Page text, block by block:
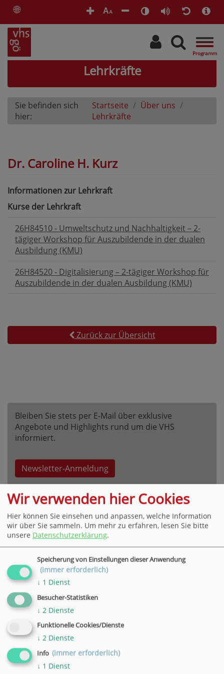
🌐 AA
Lehrkräfte
Sie befinden sich
hier:
Startseite
Über uns
Lehrkräfte
Dr. Caroline H. Kurz
Informationen zur Lehrkraft
Kurse der Lehrkraft
26H84510 - Umweltschutz und Nachhaltigkeit – 2-
tägiger Workshop für Auszubildende in der dualen
Ausbildung (KMU)
26H84520 - Digitalisierung – 2-tägiger Workshop für
Auszubildende in der dualen Ausbildung (KMU)
Zurück zur Übersicht
Bleiben Sie stets per E-Mail über exklusive
Angebote und Highlights rund um die VHS
informiert.
Newsletter-Anmeldung
VHS Hauptgeschäftsstelle Göttingen
Bahnhofsallee 7, 37081 Göttingen
Tel. +49 551 4952-0,E-Mail
» weitere Informationen
VHS Geschäftsstelle in Hann. Münden
Wilhelmshäuser Straße 90, 34346 Hann. Münden
Tel. +49 5541 9548360,
» weitere Informationen
VHS Geschäftsstelle in Duderstadt
Wir verwenden hier Cookies
Hier können Sie einsehen und anpassen, welche Information
wir über Sie sammeln. Um mehr zu erfahren, lesen Sie bitte
unsere Datenschutzerklärung.
Speicherung von Einstellungen dieser Anwendung
(immer erforderlich)
↓ 1 Dienst
Besucher-Statistiken
↓ 2 Dienste
Funktionelle Cookies/Dienste
↓ 2 Dienste
Info (immer erforderlich)
↓ 1 Dienst